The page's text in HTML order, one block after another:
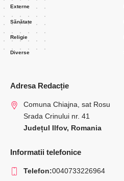
Externe
Sănătate
Religie
Diverse
Adresa Redacție
Comuna Chiajna, sat Rosu
Srada Crinului nr. 41
Județul Ilfov, Romania
Informatii telefonice
Telefon:0040733226964